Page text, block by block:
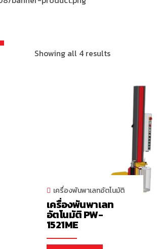
Showing all 4 results
เครื่องพันพาเลทอัตโนมัติ
เครื่องพันพาเลท
อัตโนมัติ PW-
1521ME